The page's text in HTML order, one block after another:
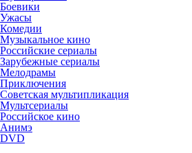
Боевики
Ужасы
Комедии
Музыкальное кино
Российские сериалы
Зарубежные сериалы
Мелодрамы
Приключения
Советская мультипликация
Мультсериалы
Российское кино
Анимэ
DVD